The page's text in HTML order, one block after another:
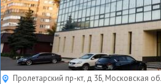
Пролетарский пр-кт, д 3Б, Московская